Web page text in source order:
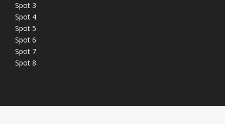
Spot 3
Spot 4
Spot 5
Spot 6
Spot 7
Spot 8